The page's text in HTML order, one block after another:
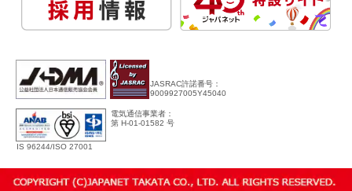
JASRAC許諾番号：
9009927005Y45040
IS 96244/ISO 27001
電気通信事業者：
第 H-01-01582 号